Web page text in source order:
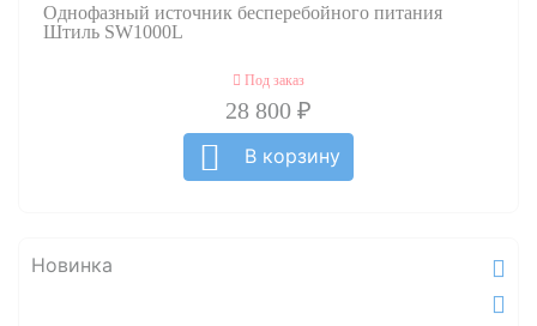
Однофазный источник бесперебойного питания
Штиль SW1000L
Под заказ
28 800 ₽
В корзину
Новинка